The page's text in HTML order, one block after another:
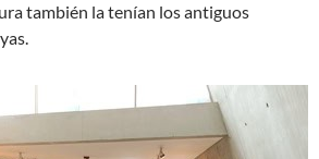
también la tenían los antiguos